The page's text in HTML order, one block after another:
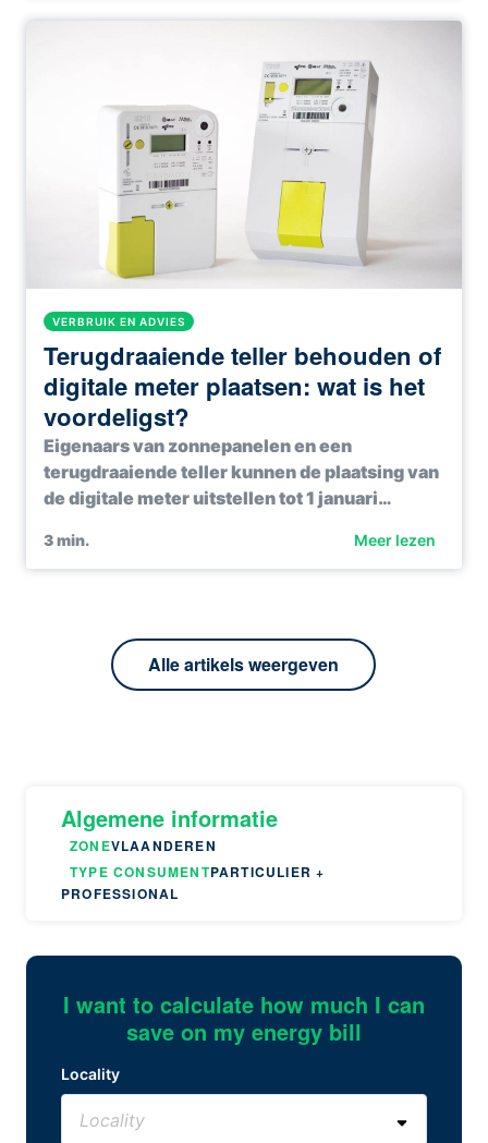
VERBRUIK EN ADVIES
Terugdraaiende teller behouden of
digitale meter plaatsen: wat is het
voordeligst?
Eigenaars van zonnepanelen en een
terugdraaiende teller kunnen de plaatsing van
de digitale meter uitstellen tot 1 januari…
3min. Meer lezen
Alle artikels weergeven
Algemene informatie
ZONEVLAANDEREN
TYPE CONSUMENTPARTICULIER +
PROFESSIONAL
I want to calculate how much I can
save on my energy bill
Locality